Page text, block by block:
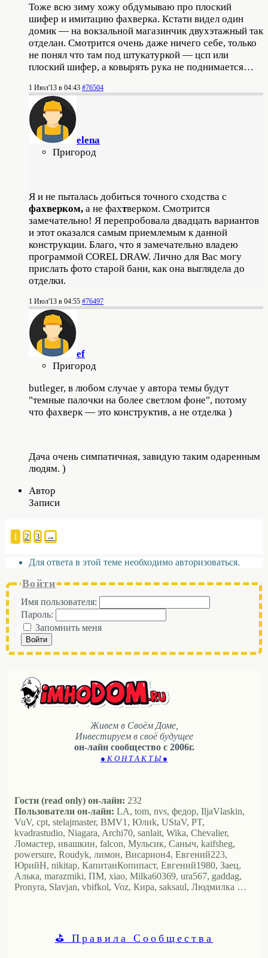
Тоже всю зиму хожу обдумываю про плоский
шифер и имитацию фахверка. Кстати видел один
домик — на вокзальной магазинчик двухэтажный так
отделан. Смотрится очень даже ничего себе, только
не понял что там под штукатуркой — цсп или
плоский шифер, а ковырять рука не поднимается…
1 Июл'13 в 04:43 #76504
elena
Пригород
Я и не пыталась добиться точного сходства с
фахверком, а не фахтверком. Смотрится
замечательно! Я перепробовала двадцать вариантов
и этот оказался самым приемлемым к данной
конструкции. Благо, что я замечательно владею
программой COREL DRAW. Лично для Вас могу
прислать фото старой бани, как она выглядела до
отделки.
1 Июл'13 в 04:55 #76497
ef
Пригород
butleger, в любом случае у автора темы будут
"темные палочки на более светлом фоне", потому
что фахверк — это конструктив, а не отделка )
Дача очень симпатичная, завидую таким одаренным
людям. )
Автор
Записи
1 2 3 →
Для ответа в этой теме необходимо авторизоваться.
Войти
Имя пользователя:
Пароль:
Запомнить меня
Войти
Живем в Своём Доме,
Инвестируем в своё будущее
он-лайн сообщество с 2006г.
● К О Н Т А К Т Ы ●
Гости (read only) он-лайн: 232
Пользователи он-лайн: LA, tom, nvs, федор, IljaVlaskin,
VuV, cpt, stelajmaster, BMV1, Юлиk, UStaV, PT,
kvadrastudio, Niagara, Archi70, sanlait, Wika, Chevalier,
Ломастер, ивашкин, falcon, Мульсик, Саныч, kaifsheg,
powersure, Roudyk, лимон, Висариoн4, Евгений223,
ЮрийН, nikitap, КапитанКопипаст, Евгений1980, Заец,
Алька, marazmiki, ПМ, xiao, Milka60369, ura567, gaddag,
Pronyra, Slavjan, vbifkol, Voz, Кира, saksaul, Людмилка …
⛳ Правила Сообщества